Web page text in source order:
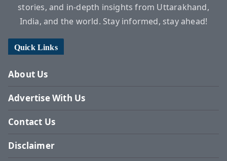
stories, and in-depth insights from Uttarakhand,
India, and the world. Stay informed, stay ahead!
Quick Links
About Us
Advertise With Us
Contact Us
Disclaimer